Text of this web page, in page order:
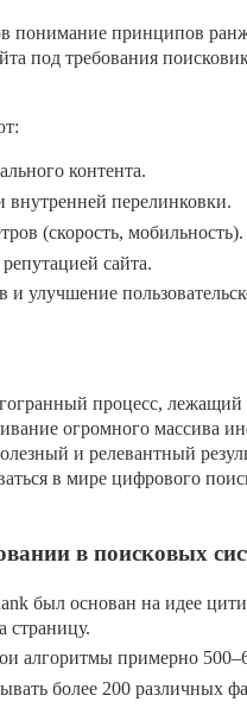
понимание принципов
под требования
контента.
внутренней перелинковки.
(скорость, мобильность).
сайта.
и улучшение
процесс, лежащий
огромного массива
и релевантный
в мире цифрового
в поисковых
был основан на идее
страницу.
алгоритмы примерно
более 200 различных